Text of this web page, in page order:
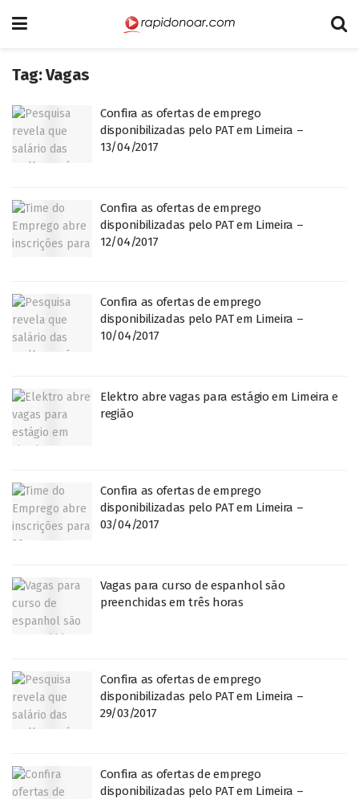
Tag:Vagas
Confira as ofertas de emprego
disponibilizadas pelo PAT em Limeira –
13/04/2017
Confira as ofertas de emprego
disponibilizadas pelo PAT em Limeira –
12/04/2017
Confira as ofertas de emprego
disponibilizadas pelo PAT em Limeira –
10/04/2017
Elektro abre vagas para estágio em Limeira e
região
Confira as ofertas de emprego
disponibilizadas pelo PAT em Limeira –
03/04/2017
Vagas para curso de espanhol são
preenchidas em três horas
Confira as ofertas de emprego
disponibilizadas pelo PAT em Limeira –
29/03/2017
Confira as ofertas de emprego
disponibilizadas pelo PAT em Limeira –